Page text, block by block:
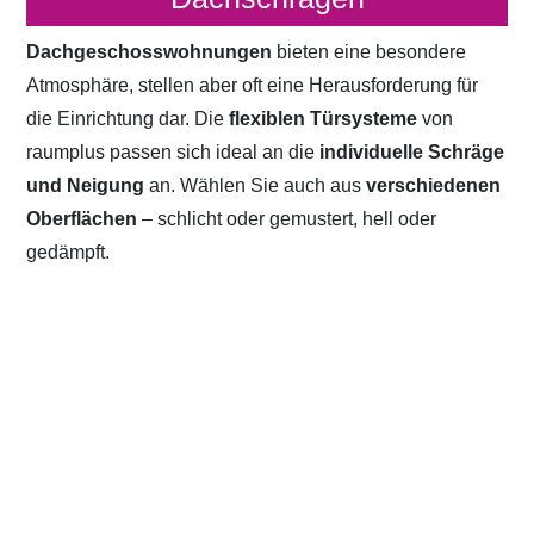
Dachgeschosswohnungen bieten eine besondere
Atmosphäre, stellen aber oft eine Herausforderung für
die Einrichtung dar. Dieflexiblen Türsystemevon
raumplus passen sich ideal an die individuelle Schräge
und Neigung an. Wählen Sie auch ausverschiedenen
Oberflächen – schlicht oder gemustert, hell oder
gedämpft.